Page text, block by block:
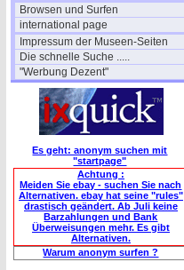
Browsen und Surfen
international page
Impressum der Museen-Seiten
Die schnelle Suche .....
"Werbung Dezent"
Es geht: anonym suchen mit
"startpage"
Achtung :
Meiden Sie ebay - suchen Sie nach
Alternativen. ebay hat seine "rules"
drastisch geändert. Ab Juli keine
Barzahlungen und Bank
Überweisungen mehr. Es gibt
Alternativen.
Warum anonym surfen ?